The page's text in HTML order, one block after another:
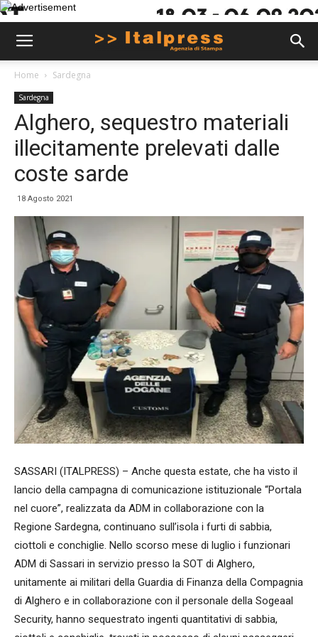
Home Sardegna
Sardegna
Alghero, sequestro materiali
illecitamente prelevati dalle
coste sarde
18 Agosto 2021
SASSARI (ITALPRESS) – Anche questa estate, che ha visto il
lancio della campagna di comunicazione istituzionale “Portala
nel cuore”, realizzata da ADM in collaborazione con la
Regione Sardegna, continuano sull’isola i furti di sabbia,
ciottoli e conchiglie. Nello scorso mese di luglio i funzionari
ADM di Sassari in servizio presso la SOT di Alghero,
unitamente ai militari della Guardia di Finanza della Compagnia
di Alghero e in collaborazione con il personale della Sogeaal
Security, hanno sequestrato ingenti quantitativi di sabbia,